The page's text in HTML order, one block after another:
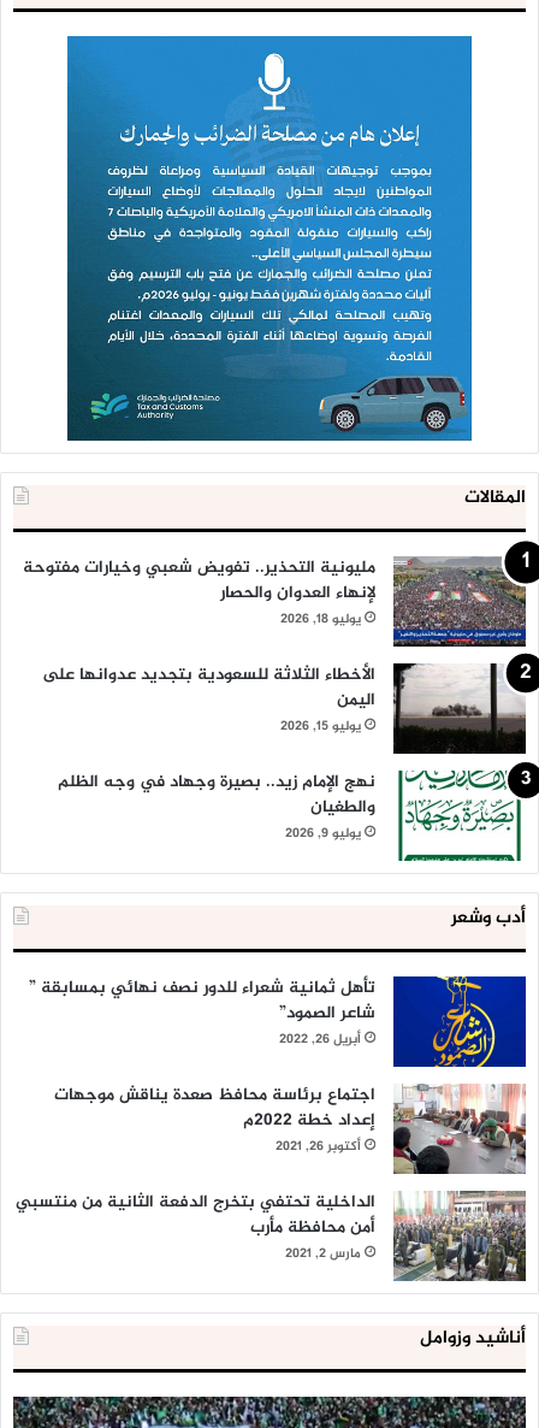
المقالات
مليونية التحذير.. تفويض شعبي وخيارات مفتوحة
لإنهاء العدوان والحصار
يوليو 18, 2026
الأخطاء الثلاثة للسعودية بتجديد عدوانها على
اليمن
يوليو 15, 2026
نهج الإمام زيد.. بصيرة وجهاد في وجه الظلم
والطغيان
يوليو 9, 2026
أدب وشعر
تأهل ثمانية شعراء للدور نصف نهائي بمسابقة ”
شاعر الصمود”
أبريل 26, 2022
اجتماع برئاسة محافظ صعدة يناقش موجهات
إعداد خطة 2022م
أكتوبر 26, 2021
الداخلية تحتفي بتخرج الدفعة الثانية من منتسبي
أمن محافظة مأرب
مارس 2, 2021
أناشيد وزوامل
العدو